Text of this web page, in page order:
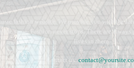
fashion website. We provide you with the
the same. Fashion never stops. There are
lives in them.
Contact us: